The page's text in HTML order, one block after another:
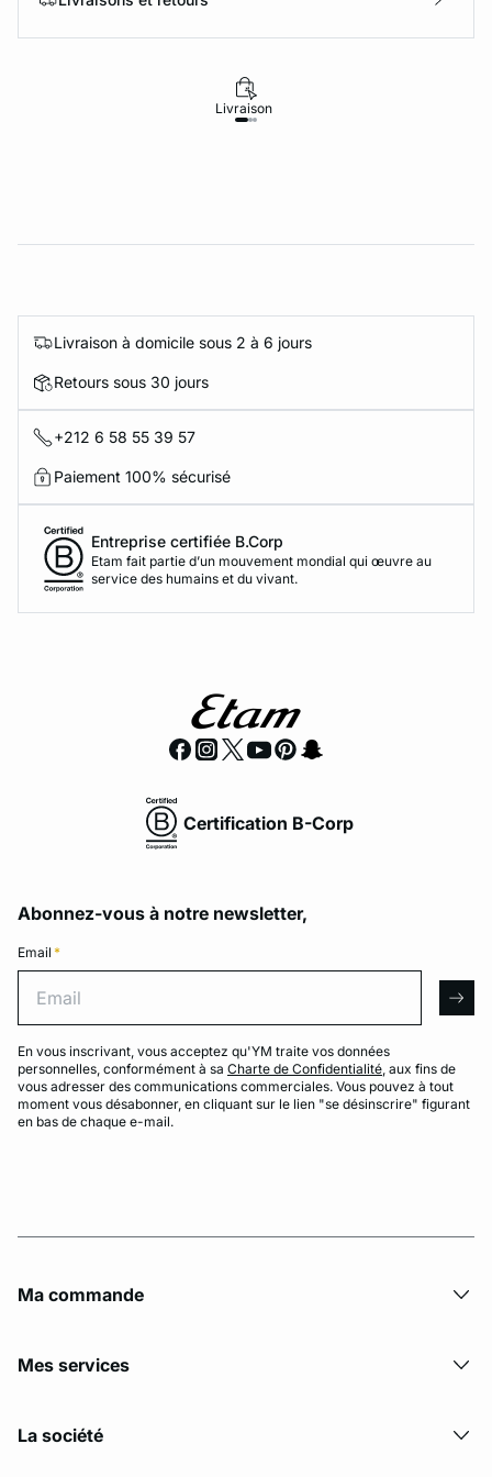
Livraison
Livraison à domicile sous 2 à 6 jours
Retours sous 30 jours
+212 6 58 55 39 57
Paiement 100% sécurisé
Entreprise certifiée B.Corp
Etam fait partie d’un mouvement mondial qui œuvre au
service des humains et du vivant.
Certification B-Corp
Abonnez-vous à notre newsletter,
Email *
En vous inscrivant, vous acceptez qu'YM traite vos données
personnelles, conformément à sa Charte de Confidentialité, aux fins de
vous adresser des communications commerciales. Vous pouvez à tout
moment vous désabonner, en cliquant sur le lien "se désinscrire" figurant
en bas de chaque e-mail.
Ma commande
Mes services
La société